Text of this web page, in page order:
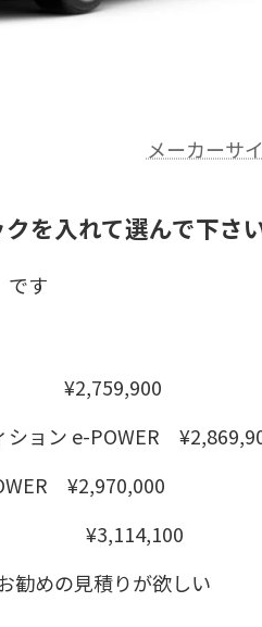
メーカーサ
を入れて選んで下さ
です
ション e-POWER
¥2,970,000
¥3,114,100
勧めの見積りが欲しい